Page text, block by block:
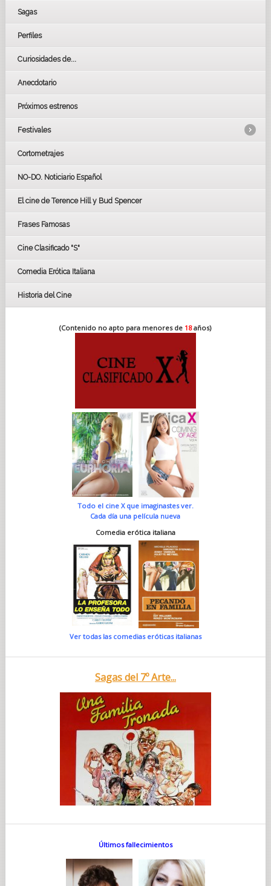
Sagas
Perfiles
Curiosidades de...
Anecdotario
Próximos estrenos
Festivales
LOS OSCARS
GOYAS
BAFTA
Cortometrajes
NO-DO. Noticiario Español
El cine de Terence Hill y Bud Spencer
Frases Famosas
Cine Clasificado "S"
Comedia Erótica Italiana
Historia del Cine
(Contenido no apto para menores de 18años)
Todo el cine X que imaginastes ver.
Cada día una película nueva
Comedia erótica italiana
Ver todas las comedias eróticas italianas
Sagas del 7º Arte...
Últimos fallecimientos